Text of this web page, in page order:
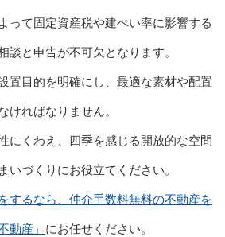
って固定資産税や建ぺい率に影響する
談と申告が不可欠となります。
置目的を明確にし、最適な素材や配置
ければなりません。
にくわえ、四季を感じる開放的な空間
いづくりにお役立てください。
するなら、仲介手数料無料の不動産を
動産」 にお任せください。